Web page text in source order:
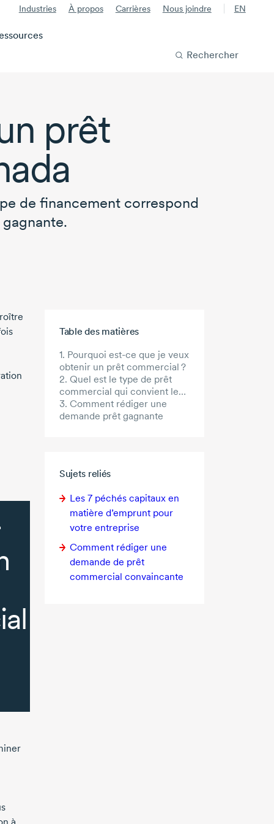
Industries À propos Carrières Nous joindre EN
Rechercher
prêt
de financement correspond
Table des matières
1. Pourquoi est-ce que je veux
obtenir un prêt commercial ?
2. Quel est le type de prêt
commercial qui convient le
mieux à mes besoins ?
3. Comment rédiger une
demande prêt gagnante
Sujets reliés
Les 7 péchéscapitaux en
matière d’emprunt pour
votre entreprise
Comment rédiger une
demande de prêt
commercial convaincante